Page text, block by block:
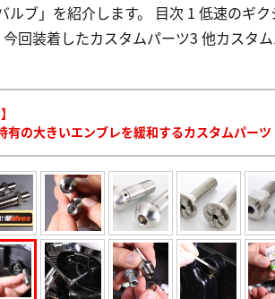
ルブ」を紹介します。 目次 1 低速のギ
回装着したカスタムパーツ3 他カスタ
の大きいエンブレを緩和するカスタムパーツ